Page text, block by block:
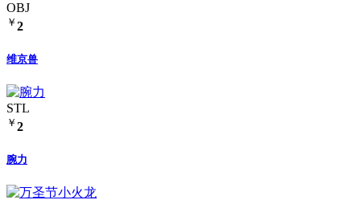
OBJ
￥ 2
维京兽
STL
￥ 2
腕力